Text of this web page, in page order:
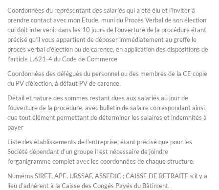
Coordonnées du représentant des salariés qui a été élu et l’inviter à
prendre contact avec mon Etude, muni du Procès Verbal de son élection
qui doit intervenir dans les 10 jours de l’ouverture de la procédure étant
précisé qu’il vous appartient de déposer immédiatement au greffe le
procès verbal d’élection ou de carence, en application des dispositions de
l’article L.621-4 du Code de Commerce
Coordonnées des délégués du personnel ou des membres de la CE copie
du PV d’élection, à défaut PV de carence.
Détail et nature des sommes restant dues aux salariés au jour de
l’ouverture de la procédure, avec bulletin de salaire correspondant ainsi
que tout élément permettant de déterminer les salaires et indemnités à
payer
Liste des établissements de l’entreprise, étant précisé que pour les
Société dépendant d’un groupe il est nécessaire de joindre
l’organigramme complet avec les coordonnées de chaque structure.
Numéros SIRET, APE, URSSAF, ASSEDIC ; CAISSE DE RETRAITE s’il y a
lieu d’adhérent à la Caisse des Congés Payés du Bâtiment.